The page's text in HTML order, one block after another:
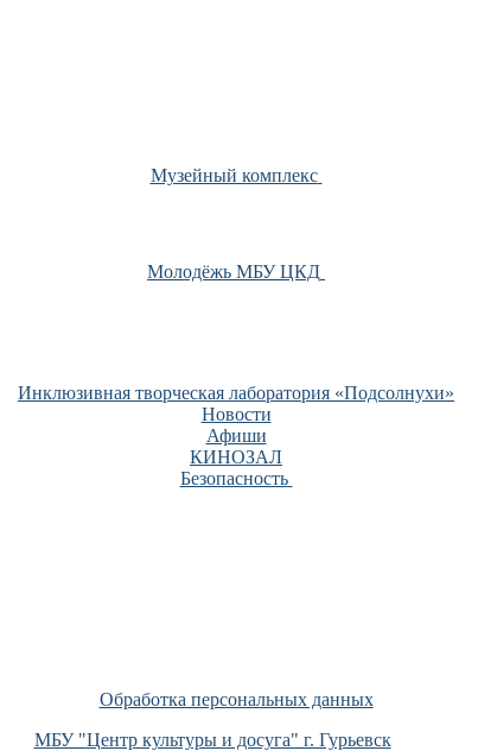
Музейный комплекс
Молодёжь МБУ ЦКД
Инклюзивная творческая лаборатория «Подсолнухи»
Новости
Афиши
КИНОЗАЛ
Безопасность
Обработка персональных данных
МБУ "Центр культуры и досуга" г. Гурьевск